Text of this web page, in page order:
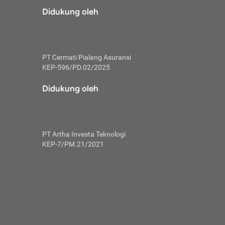
tidak
skor
Mulai
kembali ideal.
utang
Didukung oleh
PT Cermati Pialang Asuransi
KEP-596/PD.02/2025
Didukung oleh
PT Artha Investa Teknologi
KEP-7/PM.21/2021